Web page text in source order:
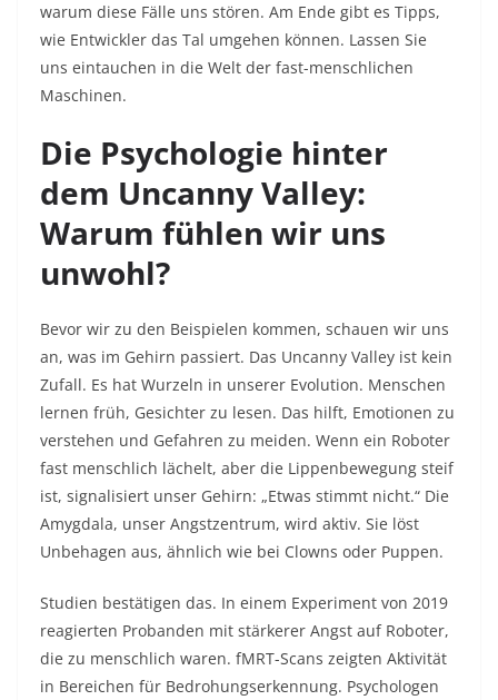
warum diese Fälle uns stören. Am Ende gibt es Tipps,
wie Entwickler das Tal umgehen können. Lassen Sie
uns eintauchen in die Welt der fast-menschlichen
Maschinen.
Die Psychologie hinter
dem Uncanny Valley:
Warum fühlen wir uns
unwohl?
Bevor wir zu den Beispielen kommen, schauen wir uns
an, was im Gehirn passiert. Das Uncanny Valley ist kein
Zufall. Es hat Wurzeln in unserer Evolution. Menschen
lernen früh, Gesichter zu lesen. Das hilft, Emotionen zu
verstehen und Gefahren zu meiden. Wenn ein Roboter
fast menschlich lächelt, aber die Lippenbewegung steif
ist, signalisiert unser Gehirn: „Etwas stimmt nicht.“ Die
Amygdala, unser Angstzentrum, wird aktiv. Sie löst
Unbehagen aus, ähnlich wie bei Clowns oder Puppen.​
Studien bestätigen das. In einem Experiment von 2019
reagierten Probanden mit stärkerer Angst auf Roboter,
die zu menschlich waren. fMRT-Scans zeigten Aktivität
in Bereichen für Bedrohungserkennung. Psychologen